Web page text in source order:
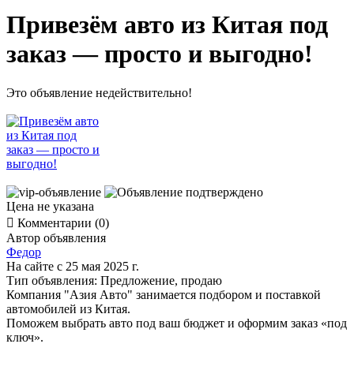
Привезём авто из Китая под
заказ — просто и выгодно!
Это объявление недействительно!
Цена не указана
 Комментарии (0)
Автор объявления
Федор
На сайте с 25 мая 2025 г.
Тип объявления: Предложение, продаю
Компания "Азия Авто" занимается подбором и поставкой
автомобилей из Китая.
Поможем выбрать авто под ваш бюджет и оформим заказ «под
ключ».